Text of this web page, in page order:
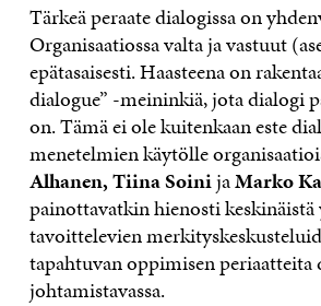
Tärkeä peraate dialogissa on
Organisaatiossa valta ja vastuut
epätasaisesti. Haasteena on
dialogue” -meininkiä, jota dialogi
on. Tämä ei ole kuitenkaan este
menetelmien käytölle
Alhanen, Tiina SoinijaMarko
painottavatkin hienosti
tavoittelevien
tapahtuvan oppimisen periaatteita
johtamistavassa.